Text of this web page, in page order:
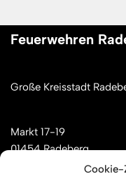
Cookie-
Feuerwehren
Große Kreisstadt
Markt 17-19
01454 Radeberg